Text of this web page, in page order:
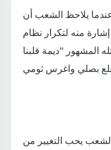
يلاحظ الشعب أن
منه لتكرار نظام
المشهور "ديمة قلبنا
يحب التغيير من